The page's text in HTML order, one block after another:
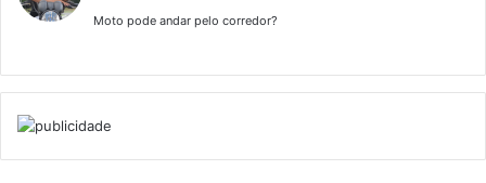
Moto pode andar pelo corredor?